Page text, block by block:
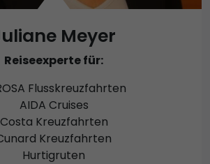
Meyer
Reiseexperte für:
Flusskreuzfahrten
AIDA Cruises
Costa Kreuzfahrten
Kreuzfahrten
Hurtigruten